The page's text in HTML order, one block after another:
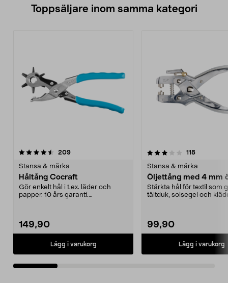
Toppsäljare inom samma kategori
209recensioner
Stansa & märka
Håltång Cocraft
Gör enkelt hål i t.ex. läder och
papper. 10 års garanti.
149,90
Lägg i varukorg
3.5 av 5 stjärnor 118
Stansa & märka
Öljettång med 4 mm
Stärkta hål för textil som
tältduk, solsegel och
99,90
Lägg i varukorg
3.5 av 5 stjärnor